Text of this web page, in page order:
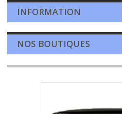
INFORMATION
NOS BOUTIQUES